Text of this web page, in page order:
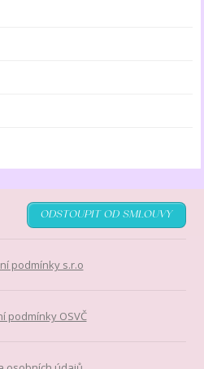
ODSTOUPIT OD SMLOUVY
podmínky s.r.o
podmínky OSVČ